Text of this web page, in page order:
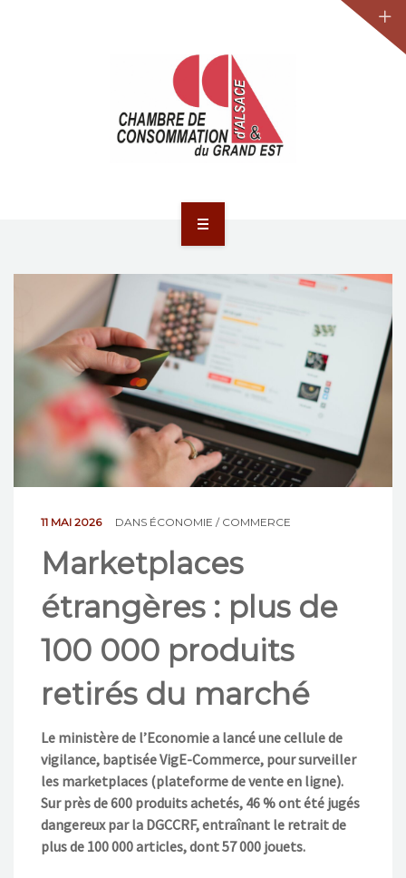
ACTUALITÉS
JURIDIQUE
LA CCA-GE
NOS ACTIONS
CONTACT
11 MAI 2026 DANS ÉCONOMIE / COMMERCE
Marketplaces
étrangères : plus de
100 000 produits
retirés du marché
Le ministère de l’Economie a lancé une cellule de
vigilance, baptisée VigE-Commerce, pour surveiller
les marketplaces (plateforme de vente en ligne).
Sur près de 600 produits achetés, 46 % ont été jugés
dangereux par la DGCCRF, entraînant le retrait de
plus de 100 000 articles, dont 57 000 jouets.